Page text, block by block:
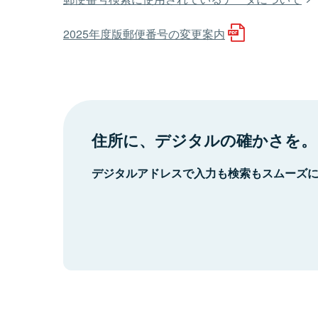
2025年度版郵便番号の変更案内
住所に、デジタルの確かさを。
デジタルアドレスで入力も検索もスムーズ